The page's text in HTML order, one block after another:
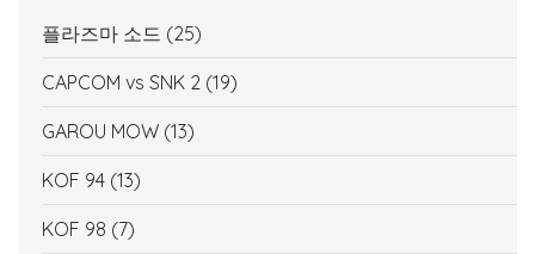
플라즈마 소드 (25)
CAPCOM vs SNK 2 (19)
GAROU MOW (13)
KOF 94 (13)
KOF 98 (7)